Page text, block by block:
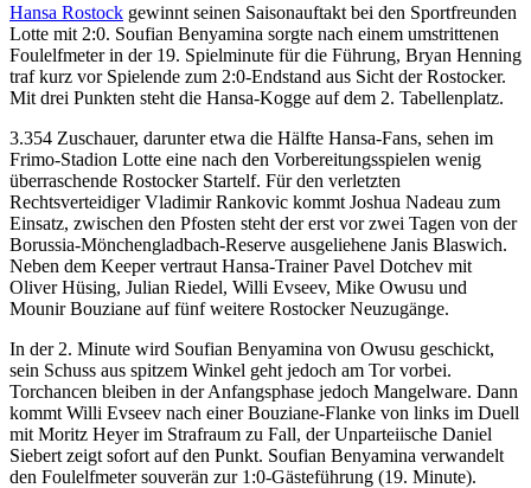
Hansa Rostock gewinnt seinen Saisonauftakt bei den Sportfreunden
Lotte mit 2:0. Soufian Benyamina sorgte nach einem umstrittenen
Foulelfmeter in der 19. Spielminute für die Führung, Bryan Henning
traf kurz vor Spielende zum 2:0-Endstand aus Sicht der Rostocker.
Mit drei Punkten steht die Hansa-Kogge auf dem 2. Tabellenplatz.
3.354 Zuschauer, darunter etwa die Hälfte Hansa-Fans, sehen im
Frimo-Stadion Lotte eine nach den Vorbereitungsspielen wenig
überraschende Rostocker Startelf. Für den verletzten
Rechtsverteidiger Vladimir Rankovic kommt Joshua Nadeau zum
Einsatz, zwischen den Pfosten steht der erst vor zwei Tagen von der
Borussia-Mönchengladbach-Reserve ausgeliehene Janis Blaswich.
Neben dem Keeper vertraut Hansa-Trainer Pavel Dotchev mit
Oliver Hüsing, Julian Riedel, Willi Evseev, Mike Owusu und
Mounir Bouziane auf fünf weitere Rostocker Neuzugänge.
In der 2. Minute wird Soufian Benyamina von Owusu geschickt,
sein Schuss aus spitzem Winkel geht jedoch am Tor vorbei.
Torchancen bleiben in der Anfangsphase jedoch Mangelware. Dann
kommt Willi Evseev nach einer Bouziane-Flanke von links im Duell
mit Moritz Heyer im Strafraum zu Fall, der Unparteiische Daniel
Siebert zeigt sofort auf den Punkt. Soufian Benyamina verwandelt
den Foulelfmeter souverän zur 1:0-Gästeführung (19. Minute).